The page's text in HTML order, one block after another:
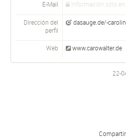
E-Mail Información sólo
Dirección del
perfil
dasauge.de/-
Web www.carowalter.de
22-
Compartir